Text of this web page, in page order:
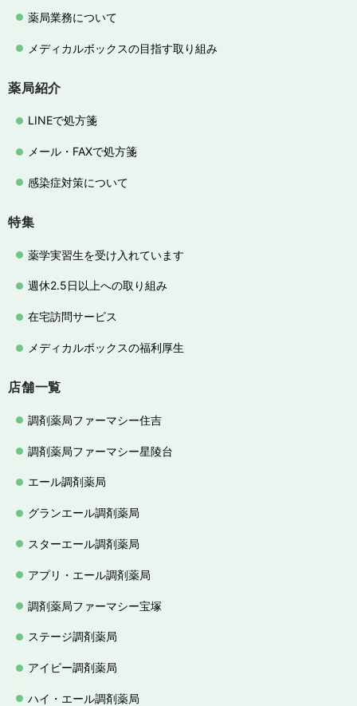
薬局業務について
メディカルボックスの目指す取り組み
薬局紹介
LINEで処方箋
メール・FAXで処方箋
感染症対策について
特集
薬学実習生を受け入れています
週休2.5日以上への取り組み
在宅訪問サービス
メディカルボックスの福利厚生
店舗一覧
調剤薬局ファーマシー住吉
調剤薬局ファーマシー星陵台
エール調剤薬局
グランエール調剤薬局
スターエール調剤薬局
アプリ・エール調剤薬局
調剤薬局ファーマシー宝塚
ステージ調剤薬局
アイビー調剤薬局
ハイ・エール調剤薬局